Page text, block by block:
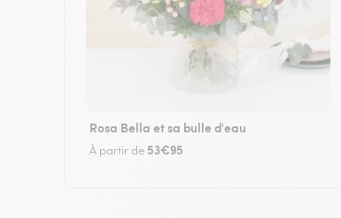
Rosa Bella et sa bulle d'eau
À partir de 53€95